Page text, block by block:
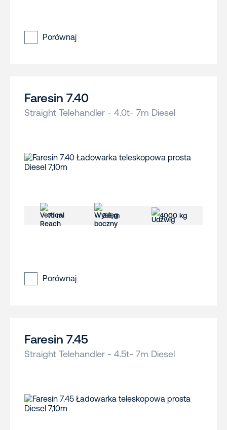
Porównaj
Faresin 7.40
Straight Telehandler - 4.0t- 7m Diesel
7.1 m 3.6 m 4000 kg
Porównaj
Faresin 7.45
Straight Telehandler - 4.5t- 7m Diesel